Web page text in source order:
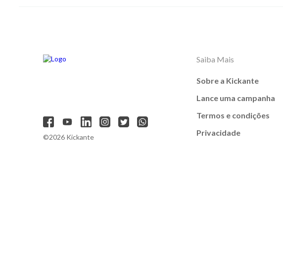
©2026 Kickante
Saiba Mais
Sobre a Kickante
Lance uma campanha
Termos e condições
Privacidade